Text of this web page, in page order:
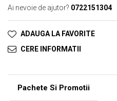
Ai nevoie de ajutor? 0722151304
ADAUGA LA FAVORITE
CERE INFORMATII
Pachete Si Promotii